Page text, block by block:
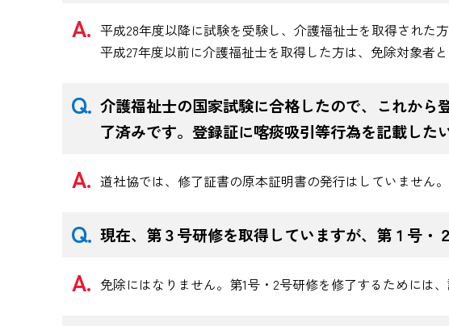
平成28年度以降に試験を受験し、介護福祉士を取得された
平成27年度以前に介護福祉士を取得した方は、免除対象者
介護福祉士の国家試験に合格したので、これか
了済みです。登録証に喀痰吸引等行為を記載した
道社協では、修了証書の原本証明書の発行はしていません
現在、第３号研修を取得していますが、第１号・
免除にはなりません。第1号・2号研修を修了するためには